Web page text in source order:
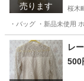
売ります 桜木
・バッグ ・新品未使用
神奈川 横浜市
レ
500